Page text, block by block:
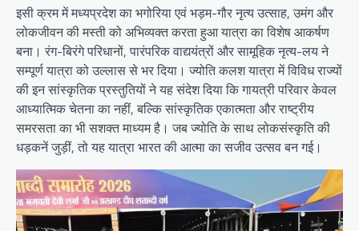
इसी क्रम में मध्यप्रदेश का भगोरिया एवं भड़म-गौर नृत्य उत्साह, उमंग और
लोकजीवन की मस्ती को अभिव्यक्त करता हुआ यात्रा का विशेष आकर्षण
बना। रंग-बिरंगे परिधानों, पारंपरिक वाद्ययंत्रों और सामूहिक नृत्य-लय ने
सम्पूर्ण यात्रा को उल्लास से भर दिया। ज्योति कलश यात्रा में विविध राज्यों
की इन सांस्कृतिक प्रस्तुतियों ने यह संदेश दिया कि गायत्री परिवार केवल
आध्यात्मिक चेतना का नहीं, बल्कि सांस्कृतिक एकात्मता और राष्ट्रीय
समरसता का भी सशक्त माध्यम है। जब ज्योति के साथ लोकसंस्कृति की
धड़कनें जुड़ीं, तो यह यात्रा भारत की आत्मा का सजीव उत्सव बन गई।